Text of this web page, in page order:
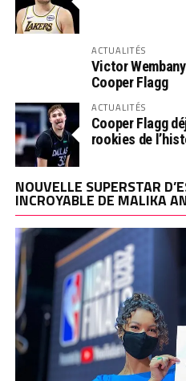
ACTUALITÉS
Victor
Cooper Flagg
ACTUALITÉS
Cooper Flagg
rookies de
NOUVELLE SUPERSTAR
INCROYABLE DE MALIKA